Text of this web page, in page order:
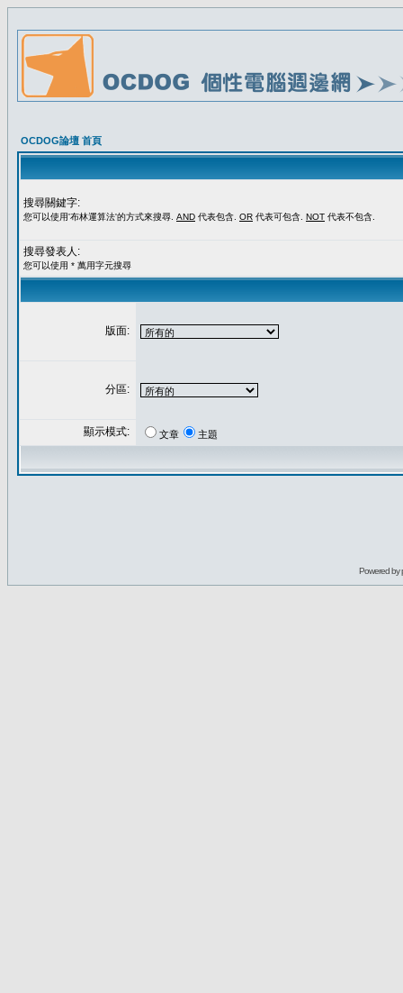
OCDOG論壇 首頁
搜尋關鍵字:
您可以使用'布林運算法'的方式來搜尋. AND 代表包含. OR 代表可包含. NOT 代表不包含.
搜尋發表人:
您可以使用 * 萬用字元搜尋
版面:
分區:
顯示模式: 文章 主題
Powered by